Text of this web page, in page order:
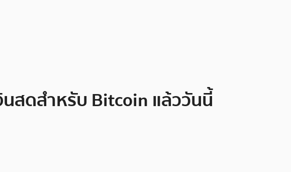
สดสำหรับ Bitcoin แล้ววันนี้